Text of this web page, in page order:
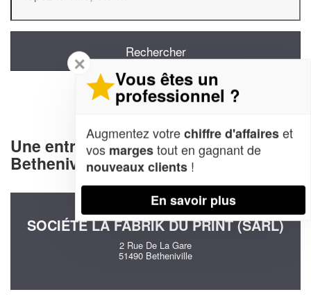
Une entreprise decommunication à
Betheniville (51490)
SOCIÉTÉ LA FABRIK DU PRINT (SARL)
2 Rue De La Gare
51490 Betheniville
✕
Vous êtes un
professionnel ?
Augmentez votrechiffre d'affaireset
vos margestout en gagnant de
nouveaux clients !
En savoir plus